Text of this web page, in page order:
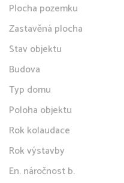
Plocha pozemku
Zastavěná plocha
Stav objektu
Budova
Typ domu
Poloha objektu
Rok kolaudace
Rok výstavby
En. náročnost b.